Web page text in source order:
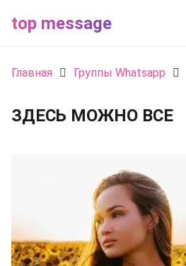
top message
Главная Группы Whatsapp
ЗДЕСЬ МОЖНО ВСЕ